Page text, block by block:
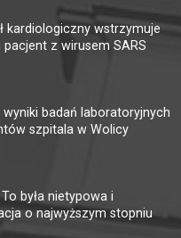
kardiologiczny wstrzymuje
pacjent z wirusem SARS
wyniki badań laboratoryjnych
szpitala w Wolicy
była nietypowa i
o najwyższym stopniu